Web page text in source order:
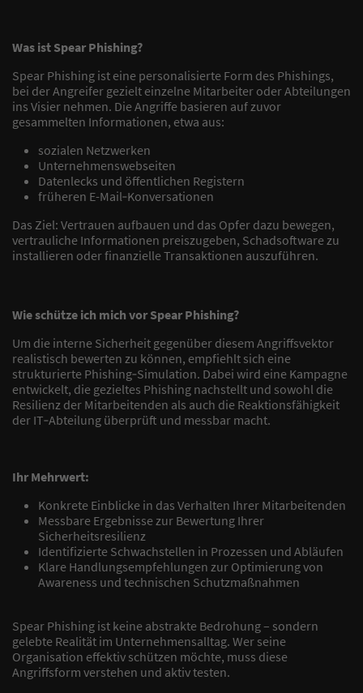
Was ist Spear Phishing?
Spear Phishing ist eine personalisierte Form des Phishings,
bei der Angreifer gezielt einzelne Mitarbeiter oder Abteilungen
ins Visier nehmen. Die Angriffe basieren auf zuvor
gesammelten Informationen, etwa aus:
sozialen Netzwerken
Unternehmenswebseiten
Datenlecks und öffentlichen Registern
früheren E-Mail‑Konversationen
Das Ziel: Vertrauen aufbauen und das Opfer dazu bewegen,
vertrauliche Informationen preiszugeben, Schadsoftware zu
installieren oder finanzielle Transaktionen auszuführen.
Wie schütze ich mich vor Spear Phishing?
Um die interne Sicherheit gegenüber diesem Angriffsvektor
realistisch bewerten zu können, empfiehlt sich eine
strukturierte Phishing‑Simulation. Dabei wird eine Kampagne
entwickelt, die gezieltes Phishing nachstellt und sowohl die
Resilienz der Mitarbeitenden als auch die Reaktionsfähigkeit
der IT‑Abteilung überprüft und messbar macht.
Ihr Mehrwert:
Konkrete Einblicke in das Verhalten Ihrer Mitarbeitenden
Messbare Ergebnisse zur Bewertung Ihrer
Sicherheitsresilienz
Identifizierte Schwachstellen in Prozessen und Abläufen
Klare Handlungsempfehlungen zur Optimierung von
Awareness und technischen Schutzmaßnahmen
Spear Phishing ist keine abstrakte Bedrohung – sondern
gelebte Realität im Unternehmensalltag. Wer seine
Organisation effektiv schützen möchte, muss diese
Angriffsform verstehen und aktiv testen.